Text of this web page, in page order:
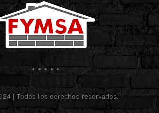
| Todos los derechos reservados.